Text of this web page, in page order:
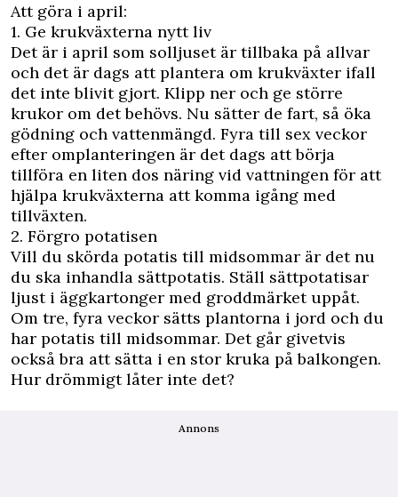
Att göra i april:
1. Ge krukväxterna nytt liv
Det är i april som solljuset är tillbaka på allvar
och det är dags att plantera om krukväxter ifall
det inte blivit gjort. Klipp ner och ge större
krukor om det behövs. Nu sätter de fart, så öka
gödning och vattenmängd. Fyra till sex veckor
efter omplanteringen är det dags att börja
tillföra en liten dos näring vid vattningen för att
hjälpa krukväxterna att komma igång med
tillväxten.
2. Förgro potatisen
Vill du skörda potatis till midsommar är det nu
du ska inhandla sättpotatis. Ställ sättpotatisar
ljust i äggkartonger med groddmärket uppåt.
Om tre, fyra veckor sätts plantorna i jord och du
har potatis till midsommar. Det går givetvis
också bra att sätta i en stor kruka på balkongen.
Hur drömmigt låter inte det?
Annons